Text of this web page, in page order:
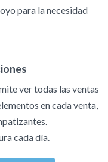
para la necesidad
ver todas las ventas
en cada venta,
cada día.